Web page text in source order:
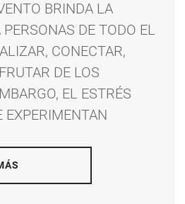
BRINDA LA
DE TODO EL
CONECTAR,
DE LOS
EL ESTRÉS
EXPERIMENTAN